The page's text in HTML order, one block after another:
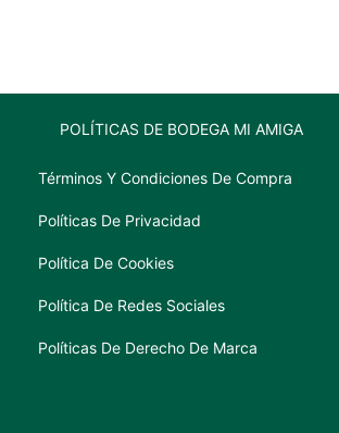
POLÍTICAS DE BODEGA MI AMIGA
Términos Y Condiciones De Compra
Políticas De Privacidad
Política De Cookies
Política De Redes Sociales
Políticas De Derecho De Marca